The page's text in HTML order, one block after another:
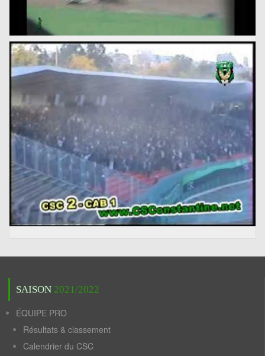
SAISON 2021/2022
ÉQUIPE PRO
Résultats & classement
Calendrier du CSC